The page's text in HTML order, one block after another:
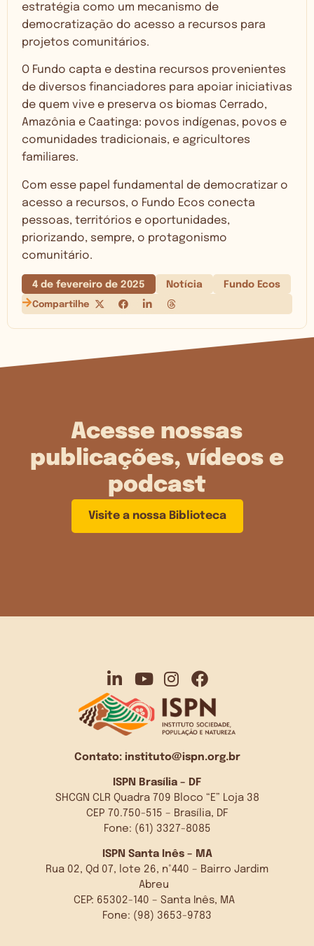
estratégia como um mecanismo de
democratização do acesso a recursos para
projetos comunitários.
O Fundo capta e destina recursos provenientes
de diversos financiadores para apoiar iniciativas
de quem vive e preserva os biomas Cerrado,
Amazônia e Caatinga: povos indígenas, povos e
comunidades tradicionais, e agricultores
familiares.
Com esse papel fundamental de democratizar o
acesso a recursos, o Fundo Ecos conecta
pessoas, territórios e oportunidades,
priorizando, sempre, o protagonismo
comunitário.
4 de fevereiro de 2025 Notícia Fundo Ecos
Compartilhe
Acesse nossas
publicações, vídeos e
podcast
Visite a nossa Biblioteca
Contato: instituto@ispn.org.br
ISPN Brasília – DF
SHCGN CLR Quadra 709 Bloco “E” Loja 38
CEP 70.750-515 – Brasília, DF
Fone: (61) 3327-8085
ISPN Santa Inês – MA
Rua 02, Qd 07, lote 26, n°440 – Bairro Jardim
Abreu
CEP: 65302-140 – Santa Inês, MA
Fone: (98) 3653-9783